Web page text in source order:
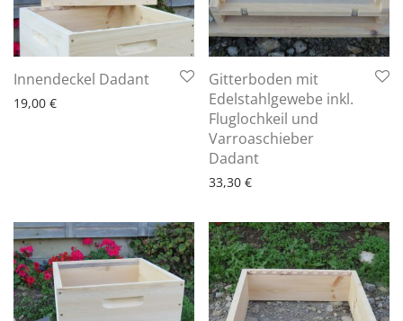
Innendeckel Dadant
19,00 €
6 - 10 Arbeitstage
Gitterboden mit
Edelstahlgewebe inkl.
Fluglochkeil und
Varroaschieber
Dadant
33,30 €
6 - 10 Arbeitstage